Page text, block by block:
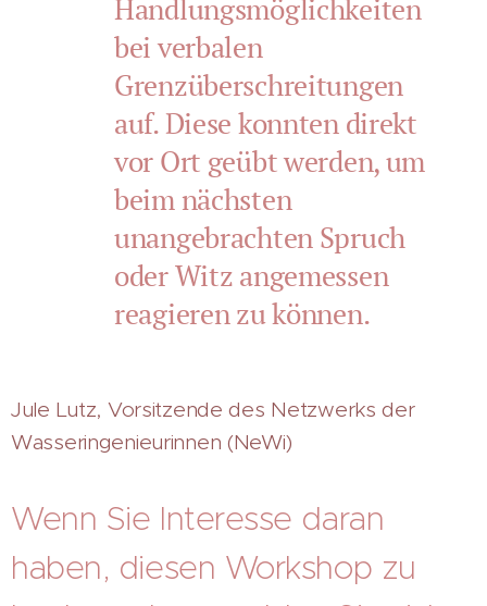
Handlungsmöglichkeiten
bei verbalen
Grenzüberschreitungen
auf. Diese konnten direkt
vor Ort geübt werden, um
beim nächsten
unangebrachten Spruch
oder Witz angemessen
reagieren zu können.
Jule Lutz, Vorsitzende des Netzwerks der
Wasseringenieurinnen (NeWi)
Wenn Sie Interesse daran
haben, diesen Workshop zu